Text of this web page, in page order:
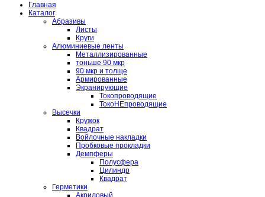
Главная
Каталог
Абразивы
Листы
Круги
Алюминиевые ленты
Металлизированные
тоньше 90 мкр
90 мкр и толще
Армированные
Экранирующие
Токопроводящие
ТокоНЕпроводящие
Высечки
Кружок
Квадрат
Войлочные накладки
Пробковые прокладки
Демпферы
Полусфера
Цилиндр
Квадрат
Герметики
Акриловый